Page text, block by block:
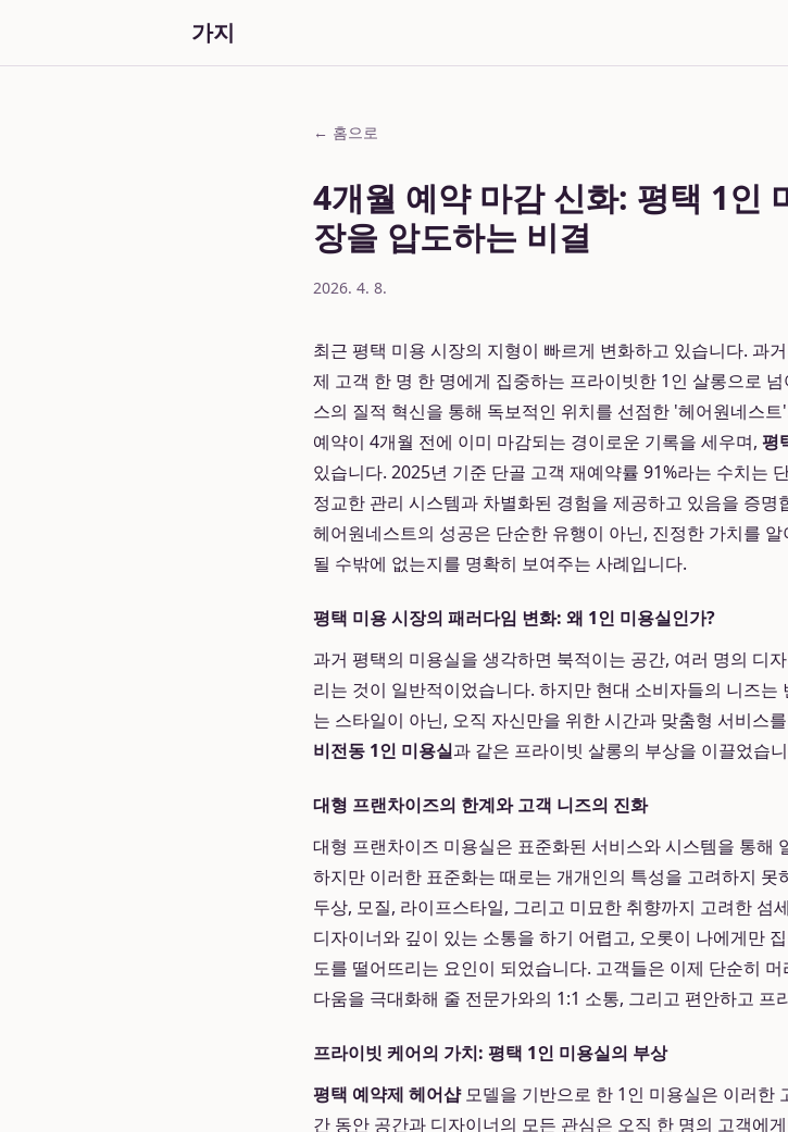
가지
← 홈으로
4개월 예약 마감 신화: 평택 1인
장을 압도하는 비결
2026. 4. 8.
최근 평택 미용 시장의 지형이 빠르게 변화하고 있습니다. 과
제 고객 한 명 한 명에게 집중하는 프라이빗한 1인 살롱으로
스의 질적 혁신을 통해 독보적인 위치를 선점한 '헤어원네스
예약이 4개월 전에 이미 마감되는 경이로운 기록을 세우며, 평
있습니다. 2025년 기준 단골 고객 재예약률 91%라는 수치는
정교한 관리 시스템과 차별화된 경험을 제공하고 있음을 증
헤어원네스트의 성공은 단순한 유행이 아닌, 진정한 가치를
될 수밖에 없는지를 명확히 보여주는 사례입니다.
평택 미용 시장의 패러다임 변화: 왜 1인 미용실인가?
과거 평택의 미용실을 생각하면 북적이는 공간, 여러 명의 디
리는 것이 일반적이었습니다. 하지만 현대 소비자들의 니즈
는 스타일이 아닌, 오직 자신만을 위한 시간과 맞춤형 서비스
비전동 1인 미용실과 같은 프라이빗 살롱의 부상을 이끌었습
대형 프랜차이즈의 한계와 고객 니즈의 진화
대형 프랜차이즈 미용실은 표준화된 서비스와 시스템을 통해
하지만 이러한 표준화는 때로는 개개인의 특성을 고려하지
두상, 모질, 라이프스타일, 그리고 미묘한 취향까지 고려한 섬
디자이너와 깊이 있는 소통을 하기 어렵고, 오롯이 나에게만
도를 떨어뜨리는 요인이 되었습니다. 고객들은 이제 단순히
다움을 극대화해 줄 전문가와의 1:1 소통, 그리고 편안하고
프라이빗 케어의 가치: 평택 1인 미용실의 부상
평택 예약제 헤어샵모델을 기반으로 한 1인 미용실은 이러한
간 동안 공간과 디자이너의 모든 관심은 오직 한 명의 고객에